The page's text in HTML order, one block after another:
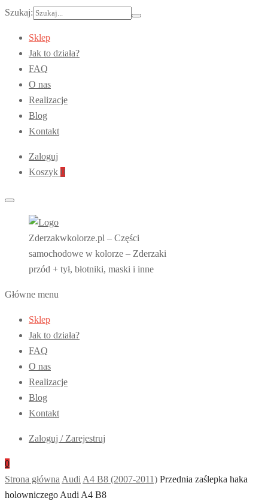
Szukaj:
Sklep
Jak to działa?
FAQ
O nas
Realizacje
Blog
Kontakt
Zaloguj
Koszyk 0
Zderzakwkolorze.pl – Części
samochodowe w kolorze – Zderzaki
przód + tył, błotniki, maski i inne
Główne menu
Sklep
Jak to działa?
FAQ
O nas
Realizacje
Blog
Kontakt
Zaloguj / Zarejestruj
0
Strona główna Audi A4 B8 (2007-2011) Przednia zaślepka haka
holowniczego Audi A4 B8